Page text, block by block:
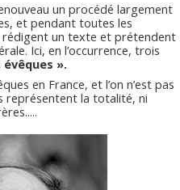
un procédé largement
et pendant toutes les
rédigent un texte et prétendent
Ici, en l’occurrence, trois
évêques ».
en France, et l’on n’est pas
représentent la totalité, ni